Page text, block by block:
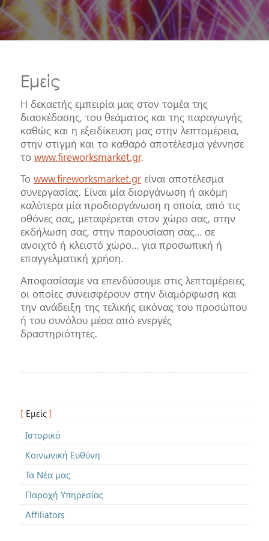
Εμείς
Η δεκαετής εμπειρία μας στον τομέα της
διασκέδασης, του θεάματος και της παραγωγής
καθώς και η εξειδίκευση μας στην λεπτομέρεια,
στην στιγμή και το καθαρό αποτέλεσμα γέννησε
το www.fireworksmarket.gr.
Το www.fireworksmarket.grείναι αποτέλεσμα
συνεργασίας. Είναι μία διοργάνωση ή ακόμη
καλύτερα μία προδιοργάνωση η οποία, από τις
οθόνες σας, μεταφέρεται στον χώρο σας, στην
εκδήλωση σας, στην παρουσίαση σας… σε
ανοιχτό ή κλειστό χώρο… για προσωπική ή
επαγγελματική χρήση.
Αποφασίσαμε να επενδύσουμε στις λεπτομέρειες
οι οποίες συνεισφέρουν στην διαμόρφωση και
την ανάδειξη της τελικής εικόνας του προσώπου
ή του συνόλου μέσα από ενεργές
δραστηριότητες.
Εμείς
Ιστορικό
Κοινωνική Ευθύνη
Τα Νέα μας
Παροχή Υπηρεσίας
Affiliators